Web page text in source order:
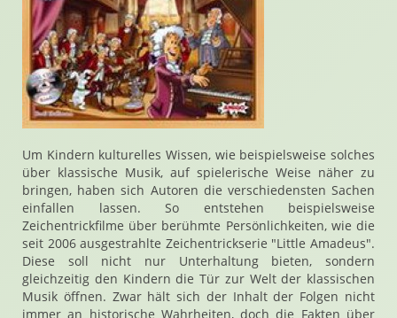
Um Kindern kulturelles Wissen, wie beispielsweise solches
über klassische Musik, auf spielerische Weise näher zu
bringen, haben sich Autoren die verschiedensten Sachen
einfallen lassen. So entstehen beispielsweise
Zeichentrickfilme über berühmte Persönlichkeiten, wie die
seit 2006 ausgestrahlte Zeichentrickserie "Little Amadeus".
Diese soll nicht nur Unterhaltung bieten, sondern
gleichzeitig den Kindern die Tür zur Welt der klassischen
Musik öffnen. Zwar hält sich der Inhalt der Folgen nicht
immer an historische Wahrheiten, doch die Fakten über